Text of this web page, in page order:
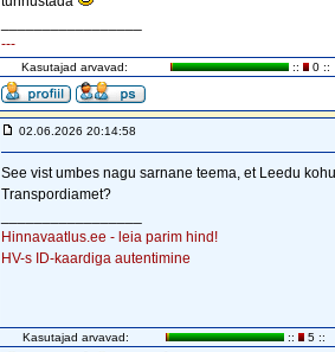
---
Kasutajad arvavad: :: 0 ::
02.06.2026 20:14:58
See vist umbes nagu sarnane teema, et Leedu
Transpordiamet?
Hinnavaatlus.ee - leia parim hind!
HV-s ID-kaardiga autentimine
Kasutajad arvavad: :: 5 ::